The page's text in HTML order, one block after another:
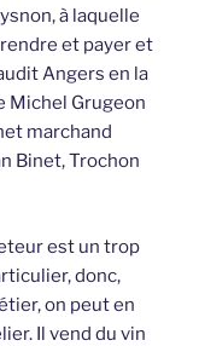
à laquelle
et payer et
Angers en la
Michel Grugeon
marchand
Binet, Trochon
est un trop
donc,
on peut en
Il vend du vin